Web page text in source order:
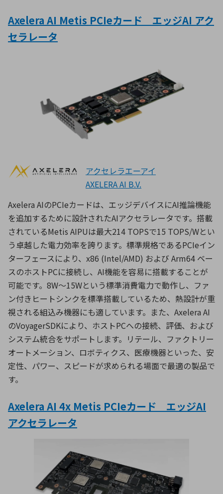
Axelera AI Metis PCIeカード エッジAI アク
セラレータ
アクセレラエーアイ
AXELERA AI B.V.
Axelera AIのPCIeカードは、エッジデバイスにAI推論機能
を追加するために設計されたAIアクセラレータです。搭載
されているMetis AIPUは最大214 TOPSで15 TOPS/Wとい
う卓越した電力効率を誇ります。標準規格であるPCIeイン
ターフェースにより、x86 (Intel/AMD) および Arm64 ベー
スのホストPCに接続し、AI機能を容易に搭載することが
可能です。8W〜15Wという標準消費電力で動作し、ファ
ン付きヒートシンクを標準搭載しているため、熱設計が重
視される組込み機器にも適しています。また、Axelera AI
のVoyagerSDKにより、ホストPCへの接続、評価、および
システム統合をサポートします。リテール、ファクトリー
オートメーション、ロボティクス、医療機器といった、安
定性、パワー、スピードが求められる場面で最適の製品で
す。
Axelera AI 4x Metis PCIeカード エッジAI
アクセラレータ